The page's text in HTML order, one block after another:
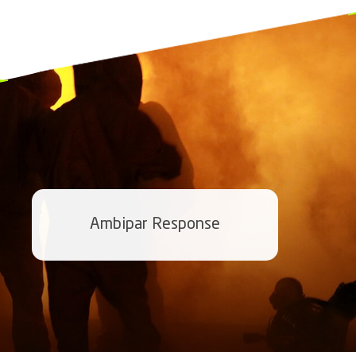
Ambipar Response